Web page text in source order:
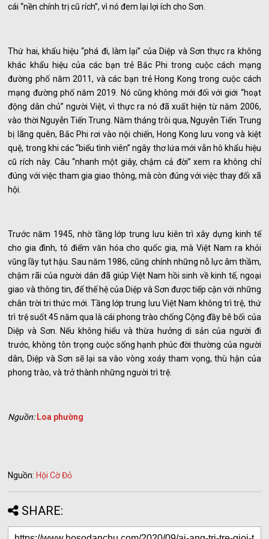
cái “nền chính trị cũ rích”, vì nó đem lại lợi ích cho Sơn.
Thứ hai, khẩu hiệu “phá đi, làm lại” của Diệp và Sơn thực ra không
khác khẩu hiệu của các bạn trẻ Bắc Phi trong cuộc cách mạng
đường phố năm 2011, và các bạn trẻ Hong Kong trong cuộc cách
mạng đường phố năm 2019. Nó cũng không mới đối với giới “hoạt
động dân chủ” người Việt, vì thực ra nó đã xuất hiện từ năm 2006,
vào thời Nguyễn Tiến Trung. Năm tháng trôi qua, Nguyễn Tiến Trung
bị lãng quên, Bắc Phi rơi vào nội chiến, Hong Kong lưu vong và kiệt
quệ, trong khi các “biểu tình viên” ngây thơ lứa mới vẫn hô khẩu hiệu
cũ rích này. Câu “nhanh một giây, chậm cả đời” xem ra không chỉ
đúng với việc tham gia giao thông, mà còn đúng với việc thay đổi xã
hội.
Trước năm 1945, nhờ tầng lớp trung lưu kiên trì xây dựng kinh tế
cho gia đình, tô điểm văn hóa cho quốc gia, mà Việt Nam ra khỏi
vũng lầy tụt hậu. Sau năm 1986, cũng chính những nỗ lực âm thầm,
chậm rãi của người dân đã giúp Việt Nam hồi sinh về kinh tế, ngoại
giao và thông tin, để thế hệ của Diệp và Sơn được tiếp cận với những
chân trời tri thức mới. Tầng lớp trung lưu Việt Nam không trì trệ, thứ
trì trệ suốt 45 năm qua là cái phong trào chống Cộng đầy bê bối của
Diệp và Sơn. Nếu không hiểu và thừa hưởng di sản của người đi
trước, không tôn trọng cuộc sống hạnh phúc đời thường của người
dân, Diệp và Sơn sẽ lại sa vào vòng xoáy tham vọng, thù hận của
phong trào, và trở thành những người trì trệ.
Nguồn: Loa phường
Nguồn: Hội Cờ Đỏ
SHARE: